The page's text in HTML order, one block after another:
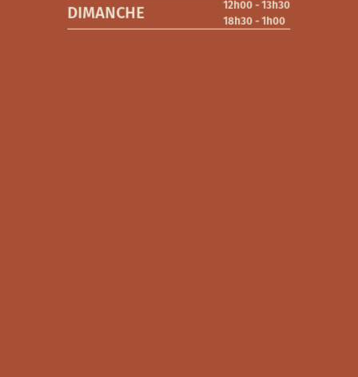
DIMANCHE
12h00 - 13h30
18h30 - 1h00